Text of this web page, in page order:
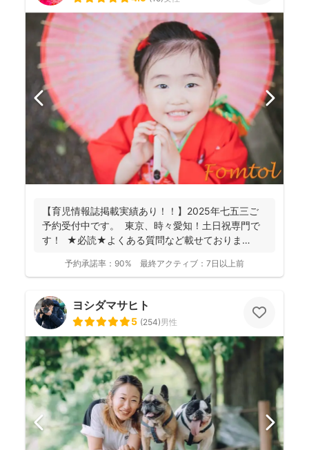
【育児情報誌掲載実績あり！！】2025年七五三ご
予約受付中です。 東京、時々愛知！土日祝専門で
す！ ★必読★よくある質問など載せておりま
予約承諾率： 90% 最終アクティブ： 7日以上前
ヨシダマサヒト
5 (254)男性